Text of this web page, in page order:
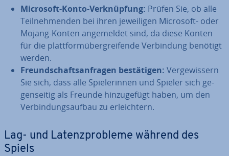
Microsoft-Konto-Ver­knüp­fung: Prüfen Sie, ob alle
Teil­neh­men­den bei ihren je­wei­li­gen Microsoft- oder
Mojang-Konten an­ge­mel­det sind, da diese Konten
für die platt­form­über­grei­fen­de Ver­bin­dung benötigt
werden.
Freund­schafts­an­fra­gen be­stä­ti­gen: Ver­ge­wis­sern
Sie sich, dass alle Spie­le­rin­nen und Spieler sich ge­
gen­sei­tig als Freunde hin­zu­ge­fügt haben, um den
Ver­bin­dungs­auf­bau zu er­leich­tern.
Lag- und La­tenz­pro­ble­me während des
Spiels